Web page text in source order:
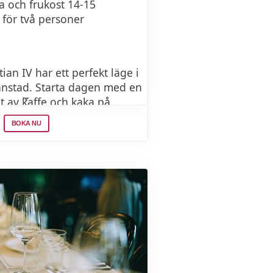
snabbt finns korv
passar bra för en trevlig
och frukost 14-15
två personer
IV har ett perfekt läge i
Starta dagen med en
kaffe och kaka på
middag med varmrätt,
kvällen. Du har tillgång
utomhusparkering där
om du
BOKA NU